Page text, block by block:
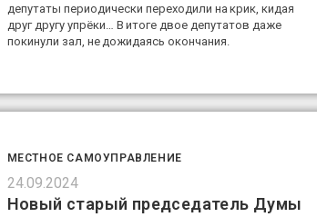
депутаты периодически переходили на крик, кидая
друг другу упрёки… В итоге двое депутатов даже
покинули зал, не дожидаясь окончания.
МЕСТНОЕ САМОУПРАВЛЕНИЕ
24.09.2024
Новый старый председатель Думы